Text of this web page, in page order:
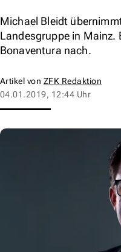
Michael Bleidt
Landesgruppe in Mainz.
Bonaventura nach.
Artikel von ZFK Redaktion
04.01.2019, 12:44 Uhr